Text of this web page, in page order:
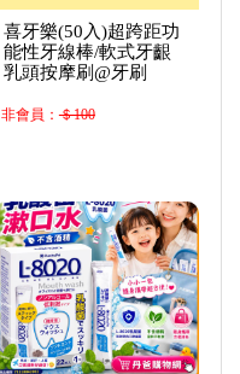
喜牙樂(50入)超跨距功
能性牙線棒/軟式牙齦
乳頭按摩刷@牙刷
非會員：＄100